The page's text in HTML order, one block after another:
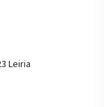
Leiria